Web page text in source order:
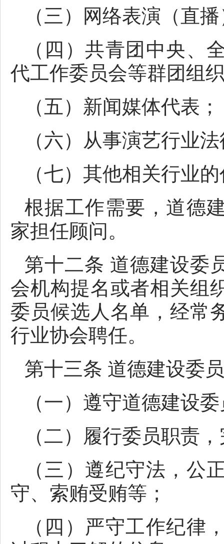
（三）网络表演（直
（四）共青团中央、
代工作委员会等群团组
（五）新闻媒体代表；
（六）从事演艺行业
（七）其他相关行业
根据工作需要，道德
家担任顾问。
第十二条 道德建设委
会机构提名或者相关组
委员候选人名单，经常
行业协会聘任。
第十三条 道德建设委
（一）遵守道德建设
（二）履行委员职责
（三）遵纪守法，公
守、索贿受贿等；
（四）严守工作纪律